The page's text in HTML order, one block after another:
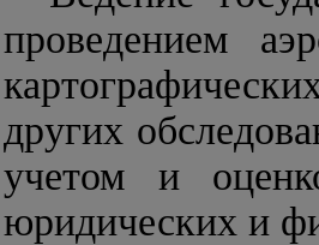
проведением
других
учетом и
юридических и